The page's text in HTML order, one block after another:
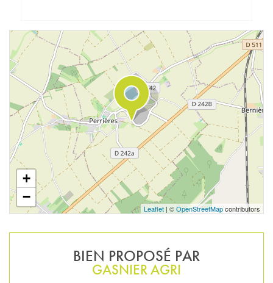
+
−
Leaflet | ©OpenStreetMapcontributors
BIEN PROPOSÉ PAR
GASNIER AGRI